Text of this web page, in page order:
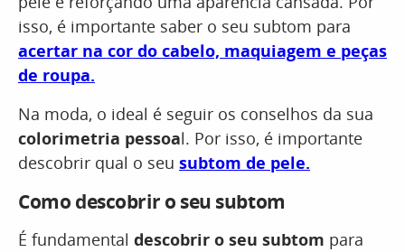
isso, é importante saber o seu subtom para
acertar na cor do cabelo, maquiagem e peças
de roupa.
Na moda, o ideal é seguir os conselhos da sua
colorimetria pessoal. Por isso, é importante
descobrir qual o seu subtom de pele.
Como descobrir o seu subtom
É fundamental descobrir o seu subtom para